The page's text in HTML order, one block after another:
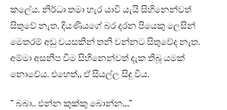
කලේය. නිර්ධා තමා හැර යාවි යැයි සිහිනෙන්වත්
සිතුවේ නැත. දියණියගේ බර දරන පියෙකු ලෙසින්
මෙතරම් අඩු වයසකින් තනි වන්නට සිතුවේද නැත.
අම්මා අසනීප වීම සිහිනෙන්වත් දැක තිබූ යමක්
නොවේය. එහෙත්,, ඒ සියල්ල සිදු විය.
” බබා.. එන්න කුක්කු බොන්න….”